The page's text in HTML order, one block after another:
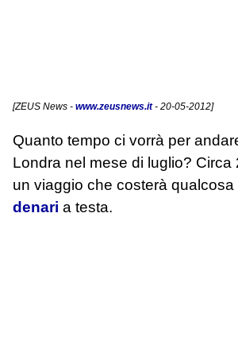
[ZEUS News - www.zeusnews.it- 20-05-2012]
Quanto tempo ci vorrà per
Londra nel mese di luglio? Circa
un viaggio che costerà qualcosa
denari a testa.